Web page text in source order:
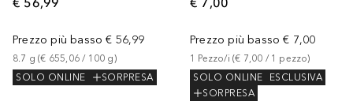
Prezzo più basso € 56,99
8.7 g (€ 655,06 / 100 g)
SOLO ONLINE
SORPRESA
Prezzo più basso € 7,00
1 Pezzo/i (€ 7,00 / 1 pezzo)
SOLO ONLINE
ESCLUSIVA
SORPRESA
+11